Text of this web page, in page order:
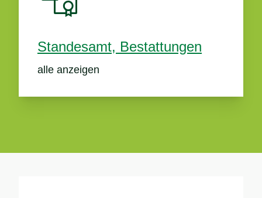
Standesamt, Bestattungen
alle anzeigen